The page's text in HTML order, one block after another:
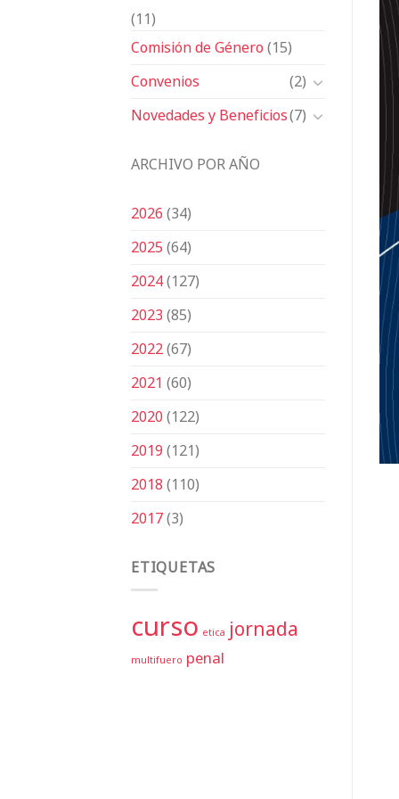
(11)
Comisión de Género(15)
Convenios
(2)
Novedades y Beneficios(7)
ARCHIVO POR AÑO
2026(34)
2025(64)
2024(127)
2023(85)
2022(67)
2021 (60)
2020(122)
2019(121)
2018(110)
2017(3)
ETIQUETAS
curso etica jornada
multifuero penal